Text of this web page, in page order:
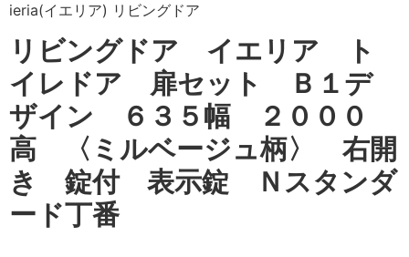
ieria(イエリア) リビングドア
リビングドア イエリア ト
イレドア 扉セット Ｂ１デ
ザイン ６３５幅 ２０００
高 〈ミルベージュ柄〉 右開
き 錠付 表示錠 Ｎスタンダ
ード丁番